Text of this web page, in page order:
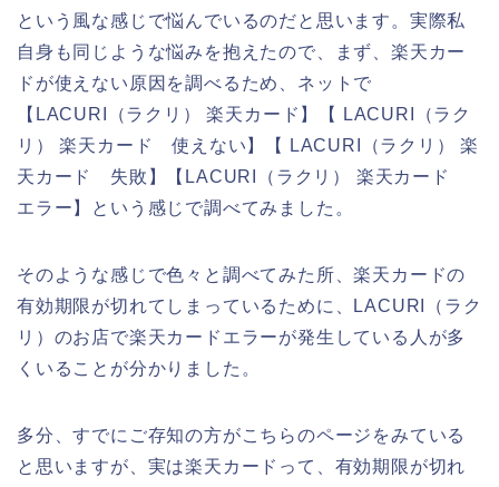
という風な感じで悩んでいるのだと思います。実際私
自身も同じような悩みを抱えたので、まず、楽天カー
ドが使えない原因を調べるため、ネットで
【LACURI（ラクリ） 楽天カード】【 LACURI（ラク
リ） 楽天カード 使えない】【 LACURI（ラクリ） 楽
天カード 失敗】【LACURI（ラクリ） 楽天カード
エラー】という感じで調べてみました。
そのような感じで色々と調べてみた所、楽天カードの
有効期限が切れてしまっているために、LACURI（ラク
リ）のお店で楽天カードエラーが発生している人が多
くいることが分かりました。
多分、すでにご存知の方がこちらのページをみている
と思いますが、実は楽天カードって、有効期限が切れ